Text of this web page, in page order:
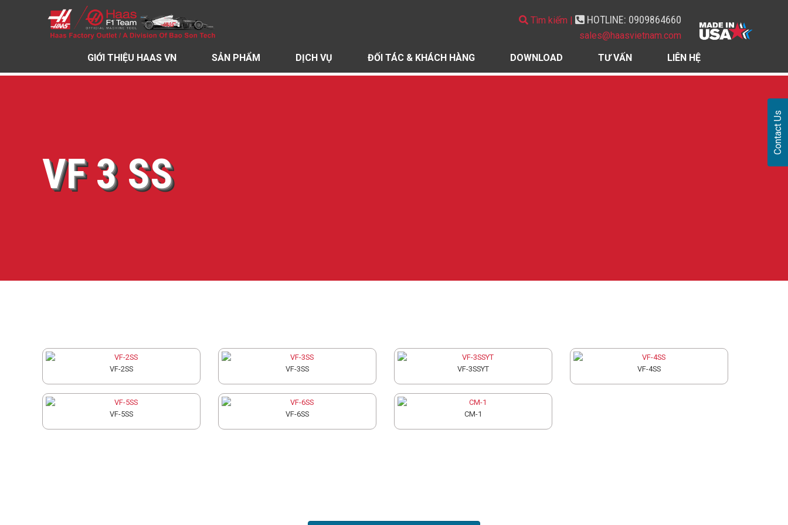
Tìm kiếm | HOTLINE: 0909864660
sales@haasvietnam.com
GIỚI THIỆU HAAS VN SẢN PHẨM DỊCH VỤ ĐỐI TÁC & KHÁCH HÀNG DOWNLOAD TƯ VẤN LIÊN HỆ
VF 3 SS
VF
3
SS
VF-2SS VF-3SS VF-3SSYT VF-4SS
VF-5SS VF-6SS CM-1
Contact Us